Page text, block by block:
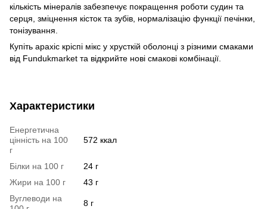
кількість мінералів забезпечує покращення роботи судин та
серця, зміцнення кісток та зубів, нормалізацію функції печінки,
тонізування.
Купіть арахіс кріспі мікс у хрусткій оболонці з різними смаками
від Fundukmarket та відкрийте нові смакові комбінації.
Характеристики
Енергетична
цінність на 100
г
572 ккал
Білки на 100 г
24 г
Жири на 100 г
43 г
Вуглеводи на
8 г